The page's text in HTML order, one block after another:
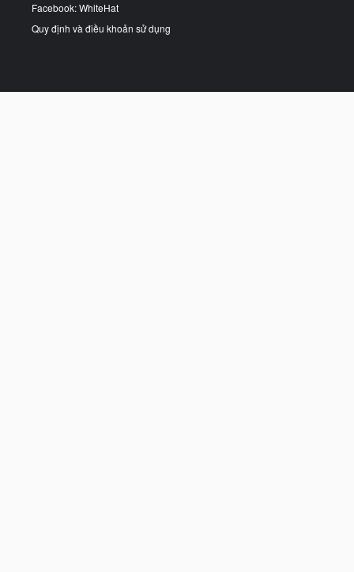
Facebook: WhiteHat
Quy định và điều khoản sử dụng